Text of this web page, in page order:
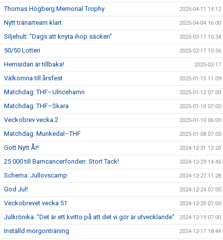
Thomas Högberg Memorial Trophy 2025-04-11 14:12
Nytt tränarteam klart 2025-04-04 16:00
Siljehult: ”Dags att knyta ihop säcken” 2025-03-17 10:34
50/50 Lotteri 2025-02-17 15:56
Hemsidan är tillbaka! 2025-02-17
Välkomna till årsfest 2025-01-15 11:09
Matchdag: THF–Ulricehamn 2025-01-12 07:00
Matchdag: THF–Skara 2025-01-10 07:00
Veckobrev vecka 2 2025-01-10 06:00
Matchdag: Munkedal–THF 2025-01-08 07:00
Gott Nytt År! 2024-12-31 12:20
25 000 till Barncancerfonden: Stort Tack! 2024-12-29 14:45
Schema: Jullovscamp 2024-12-27 11:28
God Jul! 2024-12-24 07:00
Veckobrevet vecka 51 2024-12-20 07:00
Julkrönika: ”Det är ett kvitto på att det vi gör är utvecklande” 2024-12-19 07:00
Inställd morgonträning 2024-12-17 18:44